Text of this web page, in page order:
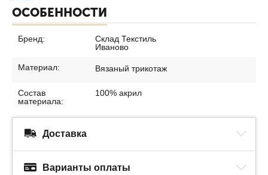
Состав 100% акрил - Не вызывает аллергии
Трендовые цвета - Создание модного интерьера
ОСОБЕННОСТИ
Бренд:
Склад Текстиль
Иваново
Материал: Вязаный трикотаж
Состав
материала:
100% акрил
Доставка
Варианты оплаты